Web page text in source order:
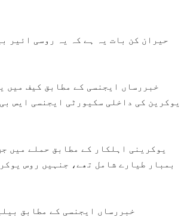
حیران کن بات یہ ہے کہ یہ روسی ائیر
خبررساں ایجنسی کے مطابق کیف میں
بمبار طیارے شامل تھے، جنہیں روس
خبررساں ایجنسی کے مطابق